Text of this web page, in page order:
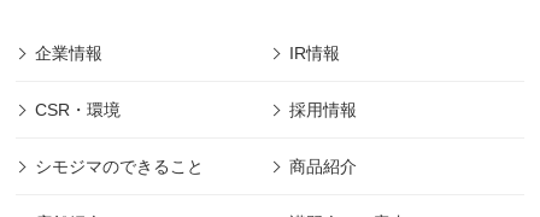
企業情報 IR情報
CSR・環境 採用情報
シモジマのできること 商品紹介